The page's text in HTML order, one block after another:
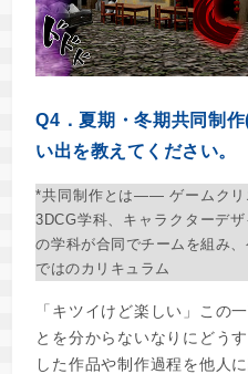
Q4．夏期・冬期共同制
い出を教えてください。
*共同制作とは―― ゲームクリ
3DCG学科、キャラクターデ
の学科が合同でチームを組み
ではのカリキュラム
「キツイけど楽しい」この
とを分からないなりにどう
した作品や制作過程を他人